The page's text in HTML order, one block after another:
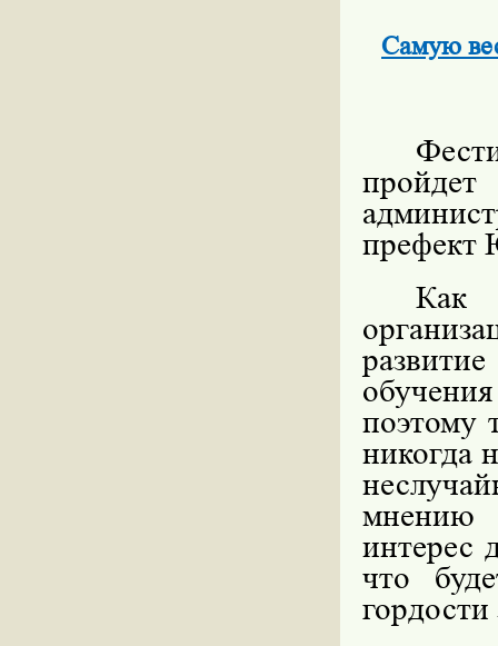
Самую
префект
Как
поэтому
никогда
мнению
интерес
что
гордости